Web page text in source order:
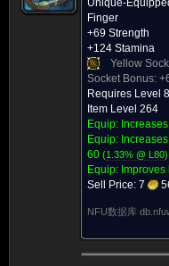
Unique-
Finger
+69 Strength
+124 Stamina
Yellow
Socket Bonus:
Requires Level
Item Level 264
Equip:
Equip:
60 (1.33% @ L 80)
Equip:
Sell Price: 7
NFU数据库